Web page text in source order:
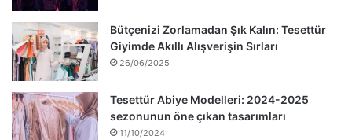
Bütçenizi Zorlamadan Şık Kalın: Tesettür
Giyimde Akıllı Alışverişin Sırları
26/06/2025
Tesettür Abiye Modelleri: 2024-2025
sezonunun öne çıkan tasarımları
11/10/2024